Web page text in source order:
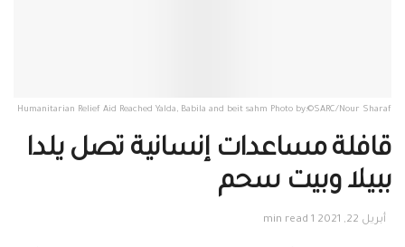
Humanitarian Relief Aid Reached Yalda, Babila and beit sahm Photo by:©SARC/Nour Sharaf
قافلة مساعدات إنسانية تصل يلدا
ببيلا وبيت سحم
أبريل 22, 2021 1 min read